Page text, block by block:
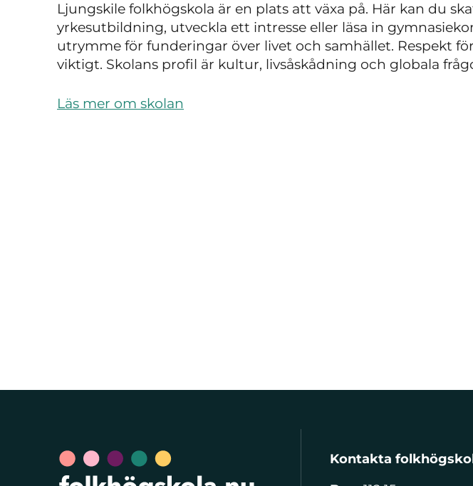
Ljungskile folkhögskola är en plats att växa på. Här kan du
yrkesutbildning, utveckla ett intresse eller läsa in
utrymme för funderingar över livet och samhället. Respekt
viktigt. Skolans profil är kultur, livsåskådning och globala
Läs mer om skolan
Kontakta